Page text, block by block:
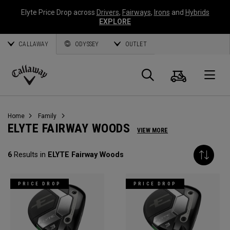
Elyte Price Drop across Drivers, Fairways, Irons and Hybrids
EXPLORE
CALLAWAY ODYSSEY OUTLET
Callaway
Suche
Home Family
ELYTE FAIRWAY WOODS VIEW MORE
6 Results in ELYTE Fairway Woods
PRICE DROP PRICE DROP